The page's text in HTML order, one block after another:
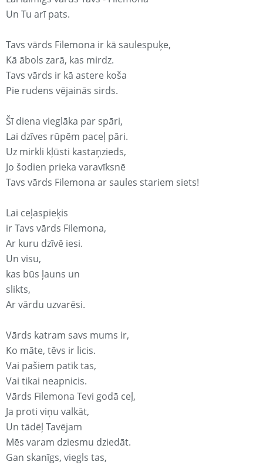
Un Tu arī pats.
Tavs vārds Filemona ir kā saulespuķe,
Kā ābols zarā, kas mirdz.
Tavs vārds ir kā astere koša
Pie rudens vējainās sirds.
Šī diena vieglāka par spāri,
Lai dzīves rūpēm paceļ pāri.
Uz mirkli kļūsti kastaņzieds,
Jo šodien prieka varavīksnē
Tavs vārds Filemona ar saules stariem siets!
Lai ceļaspieķis
ir Tavs vārds Filemona,
Ar kuru dzīvē iesi.
Un visu,
kas būs ļauns un
slikts,
Ar vārdu uzvarēsi.
Vārds katram savs mums ir,
Ko māte, tēvs ir licis.
Vai pašiem patīk tas,
Vai tikai neapnicis.
Vārds Filemona Tevi godā ceļ,
Ja proti viņu valkāt,
Un tādēļ Tavējam
Mēs varam dziesmu dziedāt.
Gan skanīgs, viegls tas,